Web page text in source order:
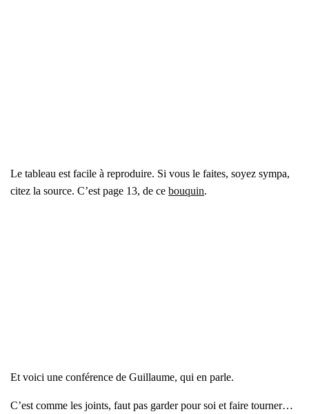
Le tableau est facile à repro­duire. Si vous le faites, soyez sym­pa,
citez la source. C’est page 13, de ce bou­quin.
Et voi­ci une confé­rence de Guillaume, qui en parle.
C’est comme les joints, faut pas gar­der pour soi et faire tour­ner…